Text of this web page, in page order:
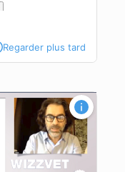
Regarder plus tard